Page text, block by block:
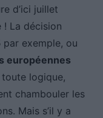
d’ici juillet
! La décision
par exemple, ou
européennes
logique,
chambouler les
Mais s’il y a